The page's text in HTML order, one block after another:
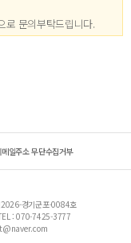
로 문의부탁드립니다.
메일주소 무단수집거부
경기군포-0084호
: 070-7425-3777